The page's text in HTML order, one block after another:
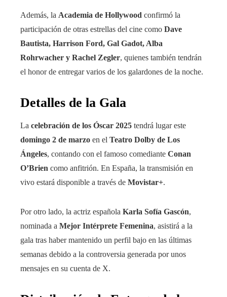
Además, la Academia de Hollywood confirmó la
participación de otras estrellas del cine como Dave
Bautista, Harrison Ford, Gal Gadot, Alba
Rohrwacher y Rachel Zegler, quienes también tendrán
el honor de entregar varios de los galardones de la noche.
Detalles de la Gala
La celebración de los Óscar 2025 tendrá lugar este
domingo 2 de marzo en el Teatro Dolby de Los
Ángeles, contando con el famoso comediante Conan
O’Brien como anfitrión. En España, la transmisión en
vivo estará disponible a través de Movistar+.
Por otro lado, la actriz española Karla Sofía Gascón,
nominada a Mejor Intérprete Femenina, asistirá a la
gala tras haber mantenido un perfil bajo en las últimas
semanas debido a la controversia generada por unos
mensajes en su cuenta de X.